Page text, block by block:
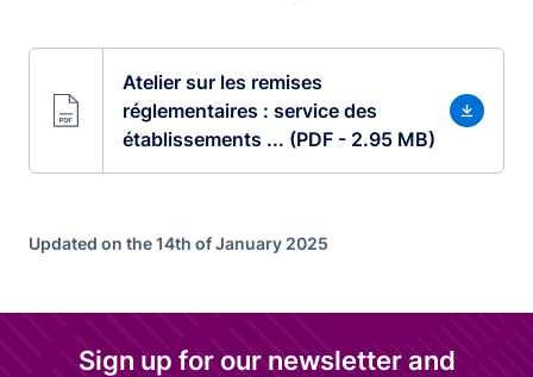
Atelier sur les remises
réglementaires : service des
établissements ... (PDF - 2.95 MB)
Updated on the 14th of January 2025
Sign up for our newsletter and